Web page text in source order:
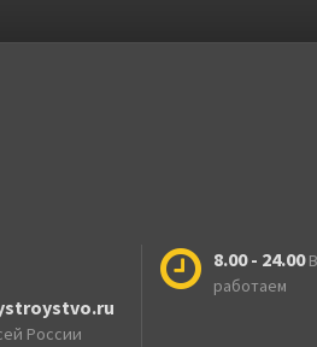
России
8.00 - 24.00
работаем